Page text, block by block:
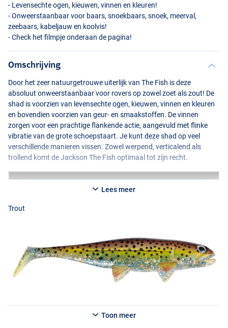
Silver Shad
- Levensechte ogen, kieuwen, vinnen en kleuren!
- Onweerstaanbaar voor baars, snoekbaars, snoek, meerval,
zeebaars, kabeljauw en koolvis!
- Check het filmpje onderaan de pagina!
Omschrijving
Door het zeer natuurgetrouwe uiterlijk van The Fish is deze
absoluut onweerstaanbaar voor rovers op zowel zoet als zout! De
shad is voorzien van levensechte ogen, kieuwen, vinnen en kleuren
en bovendien voorzien van geur- en smaakstoffen. De vinnen
zorgen voor een prachtige flankende actie, aangevuld met flinke
vibratie van de grote schoepstaart. Je kunt deze shad op veel
verschillende manieren vissen. Zowel werpend, verticalend als
trollend komt de Jackson The Fish optimaal tot zijn recht.
Lees meer
Trout
Toon meer